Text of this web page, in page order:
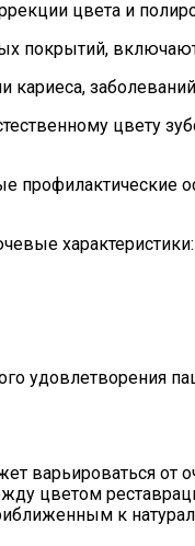
цвета и
покрытий,
цвету
характеристики:
варьироваться
цветом
к